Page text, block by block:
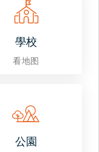
學校
看地图
公園